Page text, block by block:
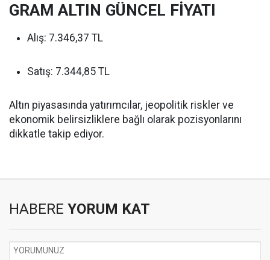
GRAM ALTIN GÜNCEL FİYATI
Alış: 7.346,37 TL
Satış: 7.344,85 TL
Altın piyasasında yatırımcılar, jeopolitik riskler ve
ekonomik belirsizliklere bağlı olarak pozisyonlarını
dikkatle takip ediyor.
HABERE YORUM KAT